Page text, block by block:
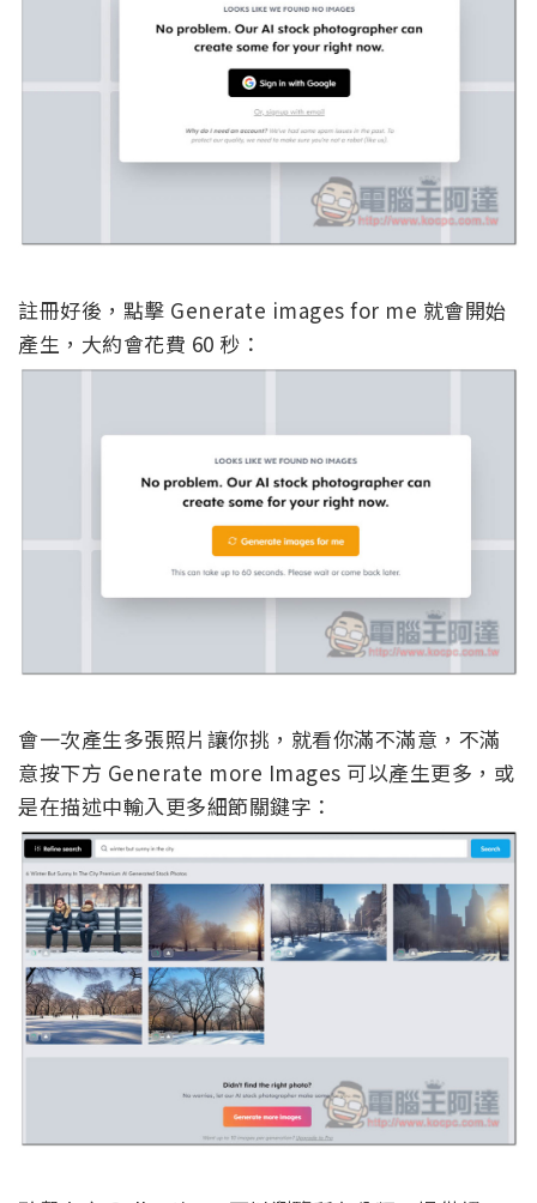
註冊好後，點擊 Generate images for me 就會開始
產生，大約會花費 60 秒：
會一次產生多張照片讓你挑，就看你滿不滿意，不滿
意按下方 Generate more Images 可以產生更多，或
是在描述中輸入更多細節關鍵字：